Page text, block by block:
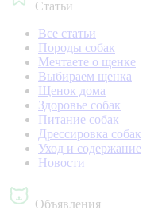
Статьи
Все статьи
Породы собак
Мечтаете о щенке
Выбираем щенка
Щенок дома
Здоровье собак
Питание собак
Дрессировка собак
Уход и содержание
Новости
Объявления